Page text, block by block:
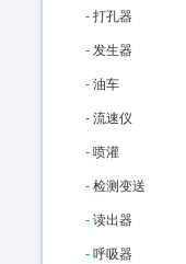
- 打孔器
- 发生器
- 油车
- 流速仪
- 喷灌
- 检测变送
- 读出器
- 呼吸器